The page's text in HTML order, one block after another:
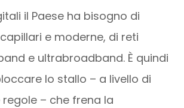
il Paese ha bisogno di
e moderne, di reti
e ultrabroadband. È quindi
lo stallo – a livello di
– che frena la